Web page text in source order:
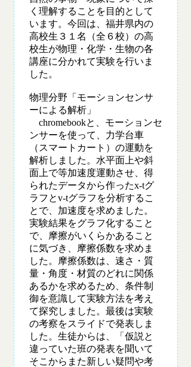
く理解することを目的として
います。今回は、福井県内の
高校生３１名（全６校）の高
校生が物理・化学・生物の各
講座に分かれて実験を行いま
した。
物理分野「モーションセンサ
ーによる解析」
chromebookと、モーションセ
ンサーを使って、力学台車
（スマートカート）の運動を
解析しました。水平面上や斜
面上で等加速度運動させ、得
られたデータから作ったx-tグ
ラフとv-tグラフを分析するこ
とで、加速度を求めました。
実験結果をグラフ化すること
で、摩擦がいくらかあること
に気づき、摩擦係数を求めま
した。摩擦係数は、速さ・質
量・角度・材質のどれに関係
あるかを求めるため、条件制
御を意識して実験方法を考え
て探究しました。最後は実験
の考察をスライドで発表しま
した。生徒からは、「仮説と
違っていた班の発表を聞いて
そこからまた新しい疑問や考